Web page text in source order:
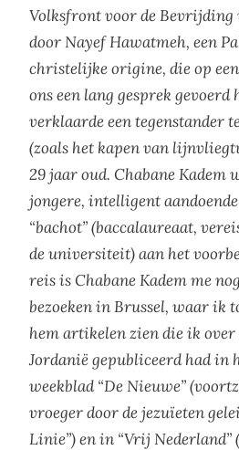
Volksfront voor de Bevrijding
door Nayef Hawatmeh, een
christelijke origine, die op
ons een lang gesprek
verklaarde een tegenstander
(zoals het kapen van
29 jaar oud. Chabane Kadem
jongere, intelligent
“bachot” (baccalaureaat,
de universiteit) aan het
reis is Chabane Kadem me
bezoeken in Brussel, waar ik
hem artikelen zien die ik
Jordanië gepubliceerd had in
weekblad “De Nieuwe”
vroeger door de jezuïeten
Linie”) en in “Vrij Nederland”